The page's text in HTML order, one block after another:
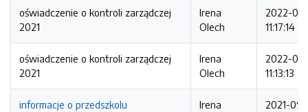
oświadczenie o kontroli zarządczej
2021
Irena
Olech
2022-01-
11:17:14
oświadczenie o kontroli zarządczej
2021
Irena
Olech
2022-01-
11:13:13
informacje o przedszkolu
Irena
2021-